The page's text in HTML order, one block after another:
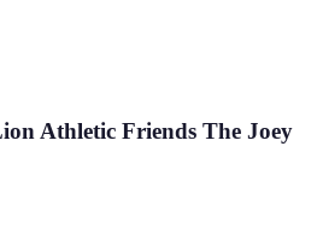
Athletic Friends The Joey